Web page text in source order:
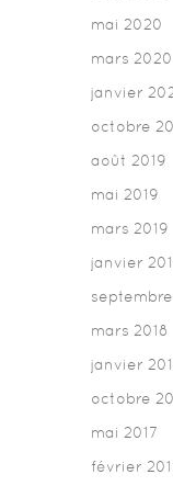
mai 2020
mars 2020
janvier
octobre
août 2019
mai 2019
mars 2019
janvier
septembre
mars 2018
janvier
octobre
mai 2017
février